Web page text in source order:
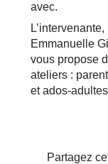
avec.
L’intervenante,
Emmanuelle
vous propose
ateliers :
et ados-
Partagez